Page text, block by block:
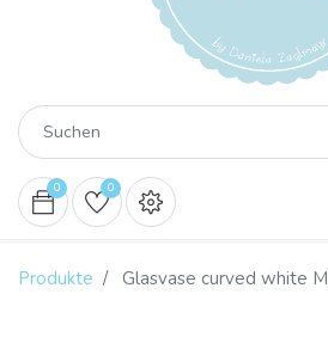
0 0
Produkte Glasvase curved white M